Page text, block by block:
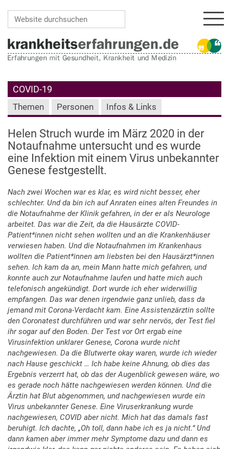
COVID-19
Themen Personen Infos & Links
Helen Struch wurde im März 2020 in der
Notaufnahme untersucht und es wurde
eine Infektion mit einem Virus unbekannter
Genese festgestellt.
Nach zwei Wochen war es klar, es wird nicht besser, eher
schlechter. Und da bin ich auf Anraten eines alten Freundes in
die Notaufnahme der Klinik gefahren, in der er als Neurologe
arbeitet. Das war die Zeit, da die Hausärzte COVID-
Patient*innen nicht sehen wollten und an die Krankenhäuser
verwiesen haben. Und die Notaufnahmen im Krankenhaus
wollten die Patient*innen am liebsten bei den Hausärzt*innen
sehen. Ich kam da an, mein Mann hatte mich gefahren, und
konnte auch zur Notaufnahme laufen und hatte mich auch
telefonisch angekündigt. Dort wurde ich eher widerwillig
empfangen. Das war denen irgendwie ganz unlieb, dass da
jemand mit Corona-Verdacht kam. Eine Assistenzärztin sollte
den Coronatest durchführen und war sehr nervös, der Test fiel
ihr sogar auf den Boden. Der Test vor Ort ergab eine
Virusinfektion unklarer Genese, Corona wurde nicht
nachgewiesen. Da die Blutwerte okay waren, wurde ich wieder
nach Hause geschickt … Ich habe keine Ahnung, ob dies das
Ergebnis verzerrt hat, ob das der Augenblick gewesen wäre, wo
es gerade noch hätte nachgewiesen werden können. Und die
Ärztin hat Blut abgenommen, und nachgewiesen wurde ein
Virus unbekannter Genese. Eine Viruserkrankung wurde
nachgewiesen, COVID aber nicht. Mich hat das damals fast
beruhigt. Ich dachte, „Oh toll, dann habe ich es ja nicht.“ Und
dann kamen aber immer mehr Symptome dazu und dann es